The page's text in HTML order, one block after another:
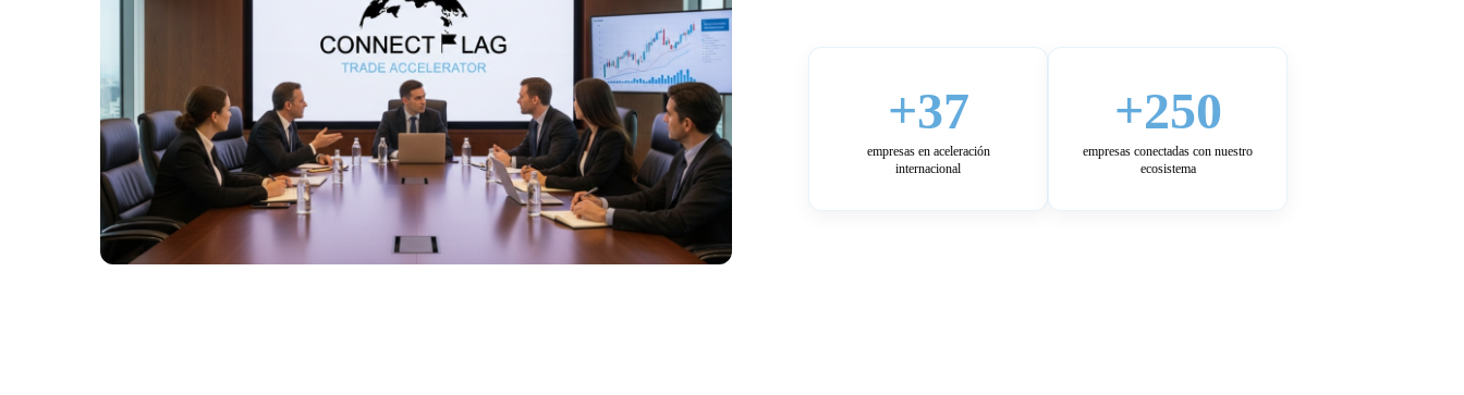
+37
empresas en aceleración
internacional
+250
empresas conectadas con nuestro
ecosistema